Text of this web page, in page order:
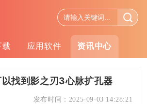
载 应用软件 资讯中心
找到影之刃3心脉扩孔器
发布时间： 2025-09-03 14:28:21